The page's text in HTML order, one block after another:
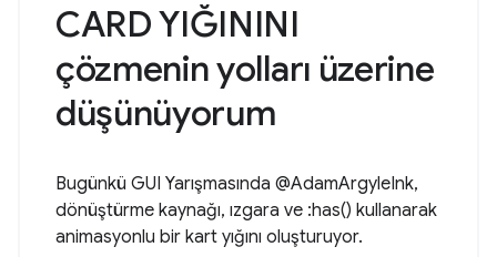
CARD YIĞININI
çözmenin yolları üzerine
düşünüyorum
Bugünkü GUI Yarışmasında @AdamArgyleInk,
dönüştürme kaynağı, ızgara ve :has() kullanarak
animasyonlu bir kart yığını oluşturuyor.